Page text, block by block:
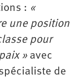
: «
une position
pour
» avec
de